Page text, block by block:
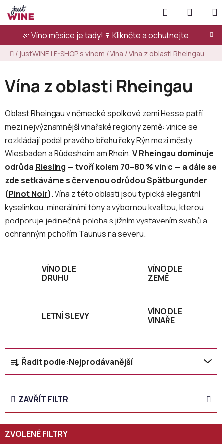
Přejít
na
obsah
🎉 Víno měsíce je tady!🍷 Klikněte a ochutnejte.
Hledat
KOŠÍK
Domů
/ justWINE | E-SHOP s vínem /Vína /Vína z oblasti Rheingau
Vína z oblasti Rheingau
Oblast Rheingau v německé spolkové zemi Hesse patří
mezi nejvýznamnější vinařské regiony země: vinice se
rozkládají podél pravého břehu řeky Rýn mezi městy
Wiesbaden a Rüdesheim am Rhein.V Rheingau dominuje
odrůda Riesling — tvoří kolem 70–80 % vinic — a dále se
zde setkáváme s červenou odrůdou Spätburgunder
(Pinot Noir).Vína z této oblasti jsou typická elegantní
kyselinkou, minerálními tóny a výbornou kvalitou, kterou
podporuje jedinečná poloha s jižním vystavením svahů a
ochranným pohořím Taunus na severu.
VÍNO DLE
DRUHU
VÍNO DLE
ZEMĚ
LETNÍ SLEVY
VÍNO DLE
VINAŘE
Ř
a
z
n
í
p
Řadit podle:Nejprodávanější
ZAVŘÍT FILTR